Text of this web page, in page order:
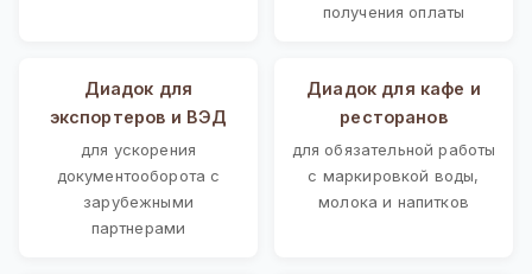
получения оплаты
Диадок для
экспортеров и ВЭД
для ускорения
документооборота с
зарубежными
партнерами
Диадок для кафе и
ресторанов
для обязательной работы
с маркировкой воды,
молока и напитков